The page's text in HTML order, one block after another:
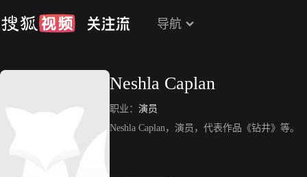
导航
Neshla Caplan
职业： 演员
Neshla Caplan，演员，代表作品《钻井》等。